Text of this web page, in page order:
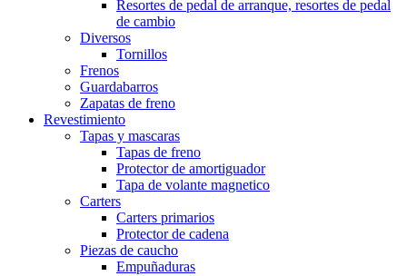
Resortes de pedal de arranque, resortes de pedal
de cambio
Diversos
Tornillos
Frenos
Guardabarros
Zapatas de freno
Revestimiento
Tapas y mascaras
Tapas de freno
Protector de amortiguador
Tapa de volante magnetico
Carters
Carters primarios
Protector de cadena
Piezas de caucho
Empuñaduras